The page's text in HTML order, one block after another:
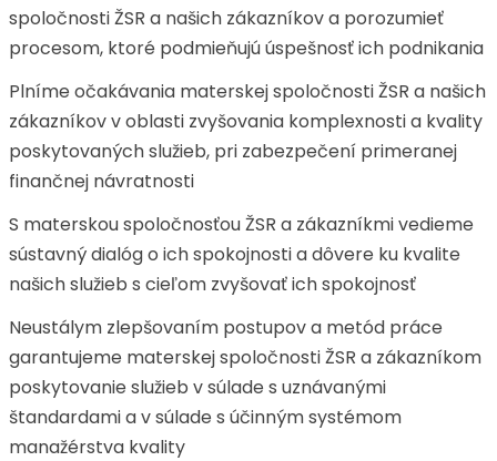
spoločnosti ŽSR a našich zákazníkov a porozumieť
procesom, ktoré podmieňujú úspešnosť ich podnikania
Plníme očakávania materskej spoločnosti ŽSR a našich
zákazníkov v oblasti zvyšovania komplexnosti a kvality
poskytovaných služieb, pri zabezpečení primeranej
finančnej návratnosti
S materskou spoločnosťou ŽSR a zákazníkmi vedieme
sústavný dialóg o ich spokojnosti a dôvere ku kvalite
našich služieb s cieľom zvyšovať ich spokojnosť
Neustálym zlepšovaním postupov a metód práce
garantujeme materskej spoločnosti ŽSR a zákazníkom
poskytovanie služieb v súlade s uznávanými
štandardami a v súlade s účinným systémom
manažérstva kvality